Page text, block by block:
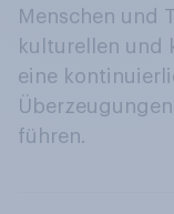
Menschen und
kulturellen und
eine
führen.